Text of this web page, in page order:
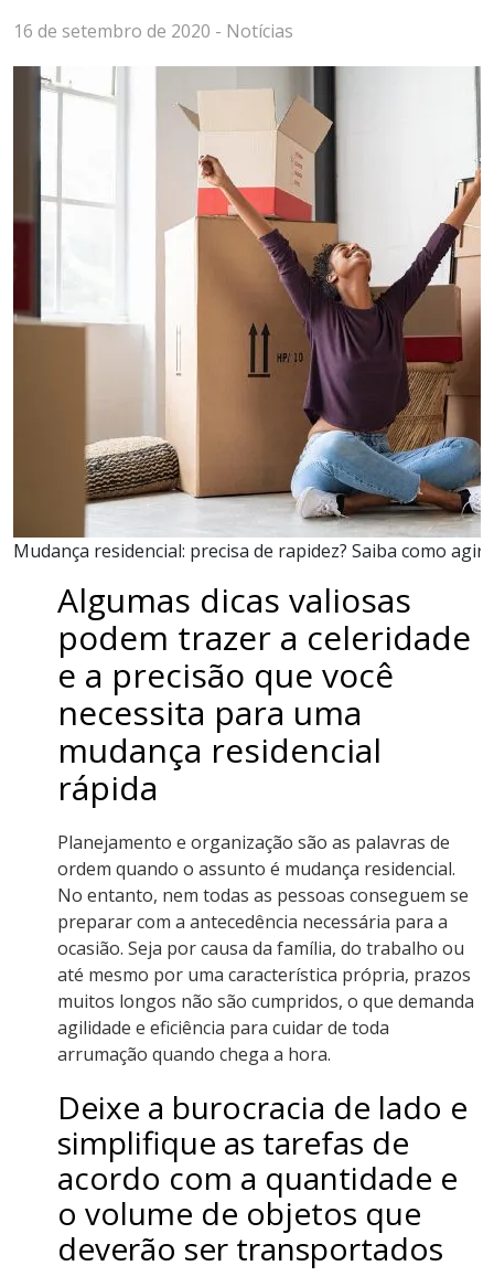
16 de setembro de 2020 - Notícias
Mudança residencial: precisa de rapidez? Saiba como agir
Algumas dicas valiosas
podem trazer a celeridade
e a precisão que você
necessita para uma
mudança residencial
rápida
Planejamento e organização são as palavras de
ordem quando o assunto é mudança residencial.
No entanto, nem todas as pessoas conseguem se
preparar com a antecedência necessária para a
ocasião. Seja por causa da família, do trabalho ou
até mesmo por uma característica própria, prazos
muitos longos não são cumpridos, o que demanda
agilidade e eficiência para cuidar de toda
arrumação quando chega a hora.
Deixe a burocracia de lado e
simplifique as tarefas de
acordo com a quantidade e
o volume de objetos que
deverão ser transportados